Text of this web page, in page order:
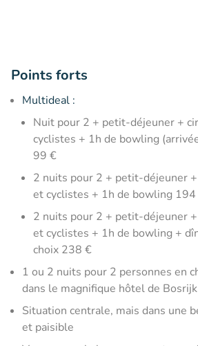
Points forts
Multideal :
Nuit pour 2 + petit-déjeuner +
cyclistes + 1h de bowling
99 €
2 nuits pour 2 + petit-déjeuner
et cyclistes + 1h de bowling
2 nuits pour 2 + petit-déjeuner
et cyclistes + 1h de bowling +
choix 238 €
1 ou 2 nuits pour 2 personnes en
dans le magnifique hôtel de
Situation centrale, mais dans une
et paisible